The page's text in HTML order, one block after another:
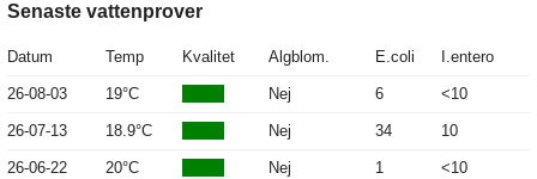
Senaste vattenprover
Datum Temp Kvalitet Algblom. E.coli I.entero
26-08-03 19°C Nej 6 <10
26-07-13 18.9°C Nej 34 10
26-06-22 20°C Nej 1 <10